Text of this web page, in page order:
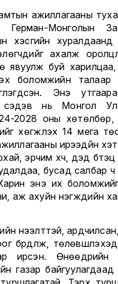
ажиллагааны
Герман-Монголын
хэсгийн
ахалж
явуулж буй
боломжийн
Энэ
сэдэв нь Монгол
2028 оны
хөгжүүлэх 14 мега
ирээдүйн
эрчим хүч, дэд
бусад салбар
энэ их
аж ахуйн нэгжүүдийн
нээлттэй, ардчилсан,
бүрдүүлж,
ирсэн.
газар